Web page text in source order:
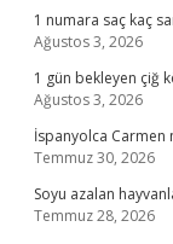
1 numara saç kaç
Ağustos 3, 2026
1 gün bekleyen çiğ
Ağustos 3, 2026
İspanyolca Carmen
Temmuz 30, 2026
Soyu azalan
Temmuz 28, 2026